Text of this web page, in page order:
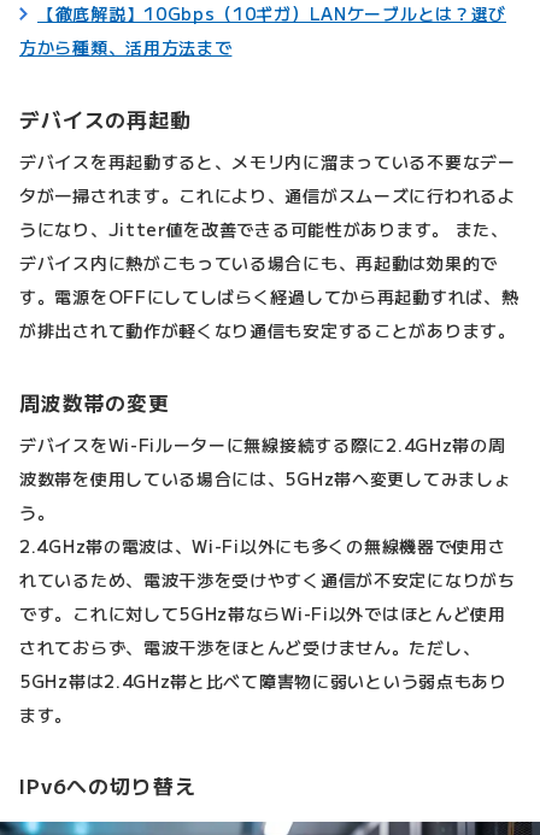
【徹底解説】10Gbps（10ギガ）LANケーブルとは？選び
方から種類、活用方法まで
デバイスの再起動
デバイスを再起動すると、メモリ内に溜まっている不要なデー
タが一掃されます。これにより、通信がスムーズに行われるよ
うになり、Jitter値を改善できる可能性があります。 また、
デバイス内に熱がこもっている場合にも、再起動は効果的で
す。電源をOFFにしてしばらく経過してから再起動すれば、熱
が排出されて動作が軽くなり通信も安定することがあります。
周波数帯の変更
デバイスをWi-Fiルーターに無線接続する際に2.4GHz帯の周
波数帯を使用している場合には、5GHz帯へ変更してみましょ
う。
2.4GHz帯の電波は、Wi-Fi以外にも多くの無線機器で使用さ
れているため、電波干渉を受けやすく通信が不安定になりがち
です。これに対して5GHz帯ならWi-Fi以外ではほとんど使用
されておらず、電波干渉をほとんど受けません。ただし、
5GHz帯は2.4GHz帯と比べて障害物に弱いという弱点もあり
ます。
IPv6への切り替え